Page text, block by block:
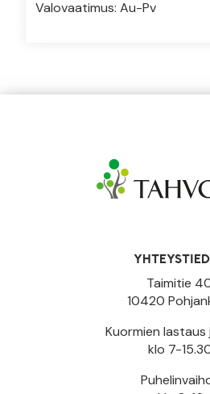
Valovaatimus: Au-Pv
Taimitie
10420
Kuormien lastaus
klo 7-